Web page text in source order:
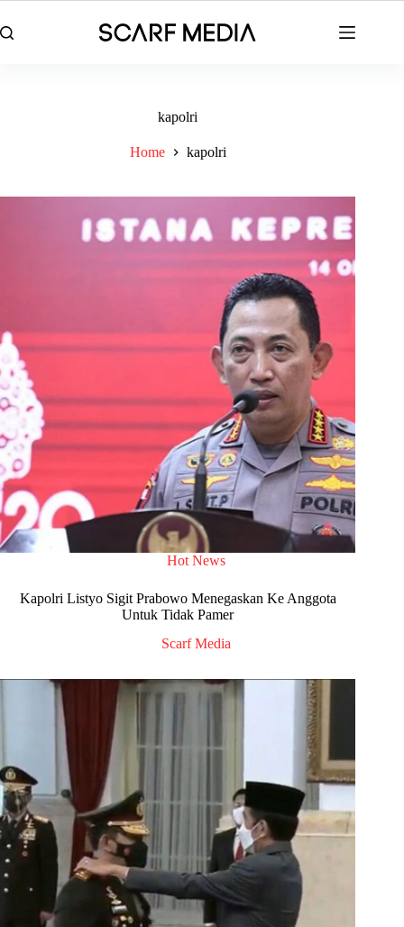
to
content
kapolri
Home kapolri
Hot News
Kapolri Listyo Sigit Prabowo Menegaskan Ke Anggota
Untuk Tidak Pamer
Scarf Media